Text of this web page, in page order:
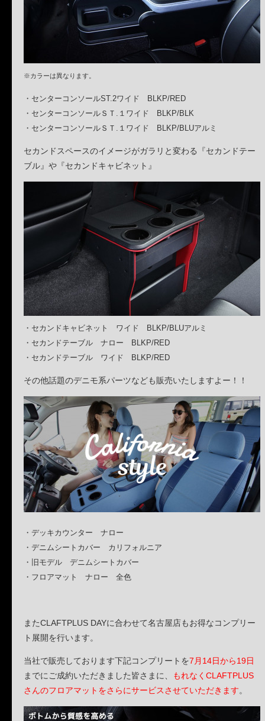
※カラーは異なります。
・センターコンソールST.2ワイド BLKP/RED
・センターコンソールＳＴ.１ワイド BLKP/BLK
・センターコンソールＳＴ.１ワイド BLKP/BLUアルミ
セカンドスペースのイメージがガラリと変わる『セカンドテー
ブル』や『セカンドキャビネット』
・セカンドキャビネット ワイド BLKP/BLUアルミ
・セカンドテーブル ナロー BLKP/RED
・セカンドテーブル ワイド BLKP/RED
その他話題のデニモ系パーツなども販売いたしますよー！！
・デッキカウンター ナロー
・デニムシートカバー カリフォルニア
・旧モデル デニムシートカバー
・フロアマット ナロー 全色
またCLAFTPLUS DAYに合わせて名古屋店もお得なコンプリー
ト展開を行います。
当社で販売しております下記コンプリートを7月14日から19日
までにご成約いただきました皆さまに、
もれなくCLAFTPLUS
さんのフロアマットをさらにサービスさせていただきます。